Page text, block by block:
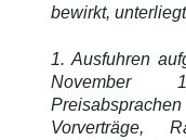
bewirkt,
1. Ausfuhren
November
Vorverträge,